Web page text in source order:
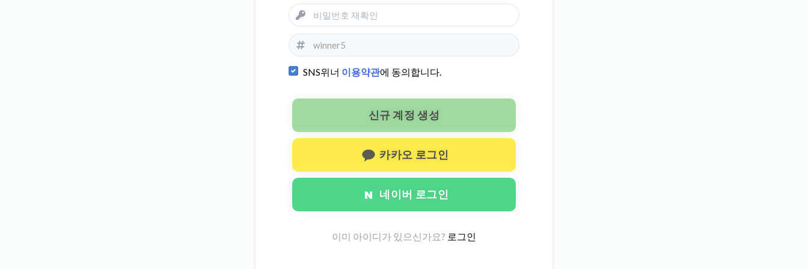
SNS위너 이용약관에 동의합니다.
신규 계정 생성
카카오 로그인
네이버 로그인
이미 아이디가 있으신가요? 로그인